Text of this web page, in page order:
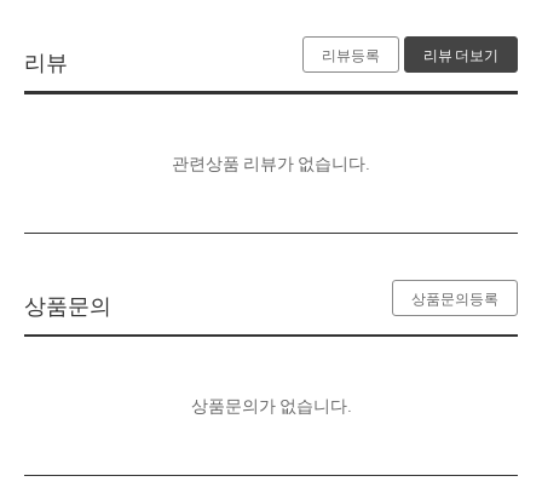
리뷰 리뷰등록 리뷰 더보기
관련상품 리뷰가 없습니다.
상품문의 상품문의등록
상품문의가 없습니다.